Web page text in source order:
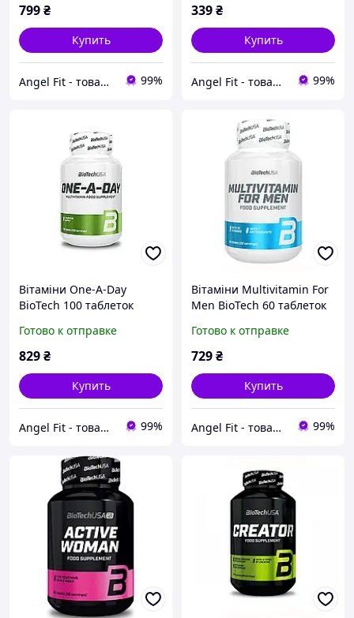
799₴
Купить
Angel Fit - товари для здоров'я, спорту та активного життя 99%
339₴
Купить
Angel Fit - товари для здоров'я, спорту та активного життя 99%
Вітаміни One-A-Day
BioTech 100 таблеток
Готово к отправке
829₴
Купить
Angel Fit - товари для здоров'я, спорту та активного життя 99%
Вітаміни Multivitamin For
Men BioTech 60 таблеток
Готово к отправке
729₴
Купить
Angel Fit - товари для здоров'я, спорту та активного життя 99%